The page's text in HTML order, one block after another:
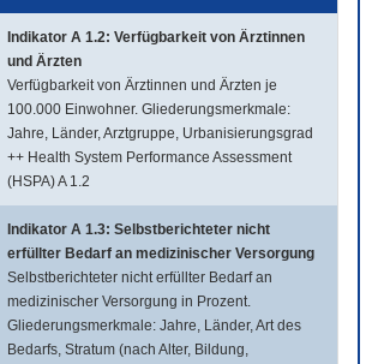
Indikator A 1.2: Verfügbarkeit von Ärztinnen
und Ärzten
Verfügbarkeit von Ärztinnen und Ärzten je
100.000 Einwohner. Gliederungsmerkmale:
Jahre, Länder, Arztgruppe, Urbanisierungsgrad
++ Health System Performance Assessment
(HSPA) A 1.2
Indikator A 1.3: Selbstberichteter nicht
erfüllter Bedarf an medizinischer Versorgung
Selbstberichteter nicht erfüllter Bedarf an
medizinischer Versorgung in Prozent.
Gliederungsmerkmale: Jahre, Länder, Art des
Bedarfs, Stratum (nach Alter, Bildung,